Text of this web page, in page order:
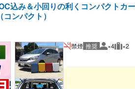
込み＆小回りの利くコンパクトカ
ンパクト）
禁煙 推奨 推奨人数
×4 推奨
×2